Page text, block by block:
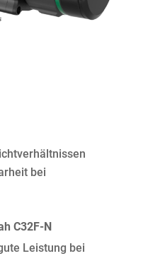
bei
C32F-N
Leistung bei